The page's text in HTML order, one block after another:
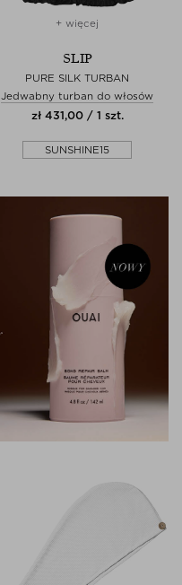
+ więcej
SLIP
PURE SILK TURBAN
Jedwabny turban do włosów
zł 431,00 / 1 szt.
SUNSHINE15